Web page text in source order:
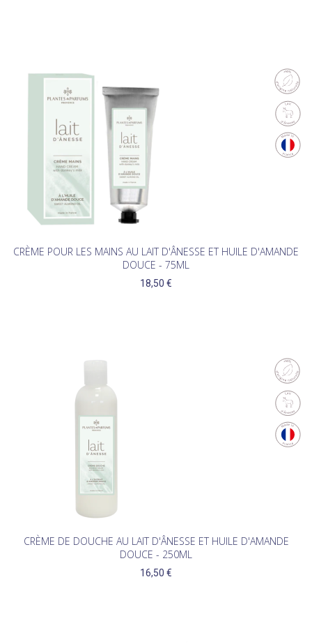
CRÈME POUR LES MAINS AU LAIT D'ÂNESSE ET HUILE D'AMANDE
DOUCE - 75ML
18,50 €
CRÈME DE DOUCHE AU LAIT D'ÂNESSE ET HUILE D'AMANDE
DOUCE - 250ML
16,50 €